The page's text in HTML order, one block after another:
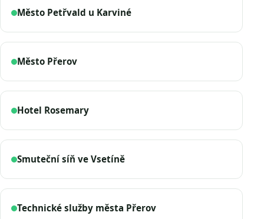
Město Petřvald u Karviné
Město Přerov
Hotel Rosemary
Smuteční síň ve Vsetíně
Technické služby města Přerov